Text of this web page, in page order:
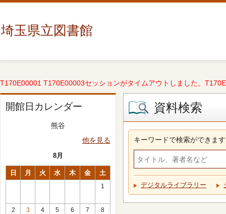
埼玉県立図書館
T170E00001 T170E00003セッションがタイムアウトしました。
開館日カレンダー
熊谷
他を見る
8月
日 月 火 水 木 金 土
1
2
3
4 5 6 7 8
資料検索
キーワードで検索ができます
デジタルライブラリー